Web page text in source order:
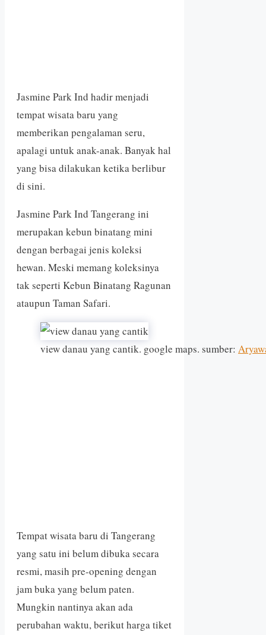
Jasmine Park Ind hadir menjadi
tempat wisata baru yang
memberikan pengalaman seru,
apalagi untuk anak-anak. Banyak hal
yang bisa dilakukan ketika berlibur
di sini.
Jasmine Park Ind Tangerang ini
merupakan kebun binatang mini
dengan berbagai jenis koleksi
hewan. Meski memang koleksinya
tak seperti Kebun Binatang Ragunan
ataupun Taman Safari.
view danau yang cantik. google maps. sumber:
Tempat wisata baru di Tangerang
yang satu ini belum dibuka secara
resmi, masih pre-opening dengan
jam buka yang belum paten.
Mungkin nantinya akan ada
perubahan waktu, berikut harga tiket